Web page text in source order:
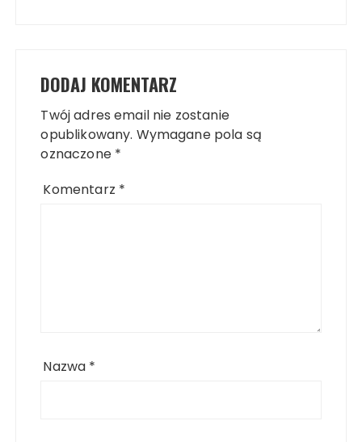
DODAJ KOMENTARZ
Twój adres email nie zostanie
opublikowany. Wymagane pola są
oznaczone *
Komentarz *
Nazwa *